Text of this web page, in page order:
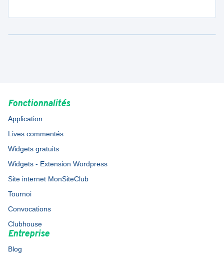
Fonctionnalités
Application
Lives commentés
Widgets gratuits
Widgets - Extension Wordpress
Site internet MonSiteClub
Tournoi
Convocations
Clubhouse
Entreprise
Blog